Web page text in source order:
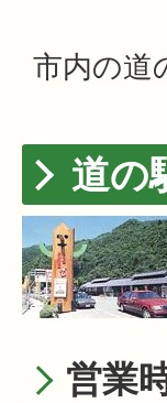
市内の道
道の
営業